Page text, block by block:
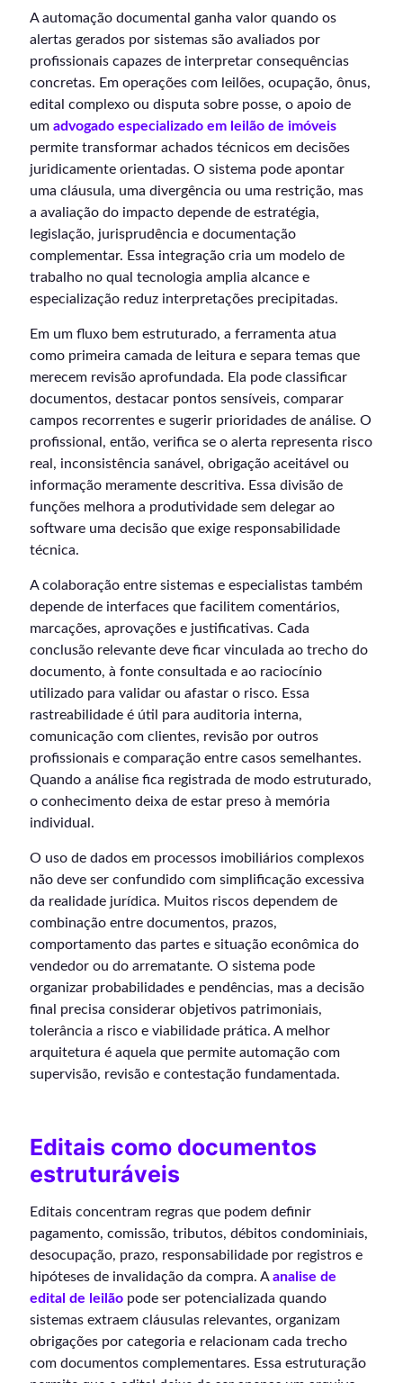
A automação documental ganha valor quando os
alertas gerados por sistemas são avaliados por
profissionais capazes de interpretar consequências
concretas. Em operações com leilões, ocupação, ônus,
edital complexo ou disputa sobre posse, o apoio de
um advogado especializado em leilão de imóveis
permite transformar achados técnicos em decisões
juridicamente orientadas. O sistema pode apontar
uma cláusula, uma divergência ou uma restrição, mas
a avaliação do impacto depende de estratégia,
legislação, jurisprudência e documentação
complementar. Essa integração cria um modelo de
trabalho no qual tecnologia amplia alcance e
especialização reduz interpretações precipitadas.
Em um fluxo bem estruturado, a ferramenta atua
como primeira camada de leitura e separa temas que
merecem revisão aprofundada. Ela pode classificar
documentos, destacar pontos sensíveis, comparar
campos recorrentes e sugerir prioridades de análise. O
profissional, então, verifica se o alerta representa risco
real, inconsistência sanável, obrigação aceitável ou
informação meramente descritiva. Essa divisão de
funções melhora a produtividade sem delegar ao
software uma decisão que exige responsabilidade
técnica.
A colaboração entre sistemas e especialistas também
depende de interfaces que facilitem comentários,
marcações, aprovações e justificativas. Cada
conclusão relevante deve ficar vinculada ao trecho do
documento, à fonte consultada e ao raciocínio
utilizado para validar ou afastar o risco. Essa
rastreabilidade é útil para auditoria interna,
comunicação com clientes, revisão por outros
profissionais e comparação entre casos semelhantes.
Quando a análise fica registrada de modo estruturado,
o conhecimento deixa de estar preso à memória
individual.
O uso de dados em processos imobiliários complexos
não deve ser confundido com simplificação excessiva
da realidade jurídica. Muitos riscos dependem de
combinação entre documentos, prazos,
comportamento das partes e situação econômica do
vendedor ou do arrematante. O sistema pode
organizar probabilidades e pendências, mas a decisão
final precisa considerar objetivos patrimoniais,
tolerância a risco e viabilidade prática. A melhor
arquitetura é aquela que permite automação com
supervisão, revisão e contestação fundamentada.
Editais como documentos
estruturáveis
Editais concentram regras que podem definir
pagamento, comissão, tributos, débitos condominiais,
desocupação, prazo, responsabilidade por registros e
hipóteses de invalidação da compra. Aanalise de
edital de leilão pode ser potencializada quando
sistemas extraem cláusulas relevantes, organizam
obrigações por categoria e relacionam cada trecho
com documentos complementares. Essa estruturação